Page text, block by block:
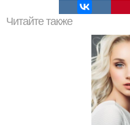
Читайте также